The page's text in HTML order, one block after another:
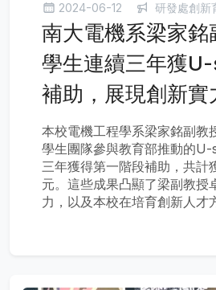
2024-06-12 研發處創新
南大電機系梁家銘
學生連續三年獲
補助，展現創新實
本校電機工程學系梁家銘副教
學生團隊參與教育部推動的
三年獲得第一階段補助，共計
元。這些成果凸顯了梁副教授
力，以及本校在培育創新人才